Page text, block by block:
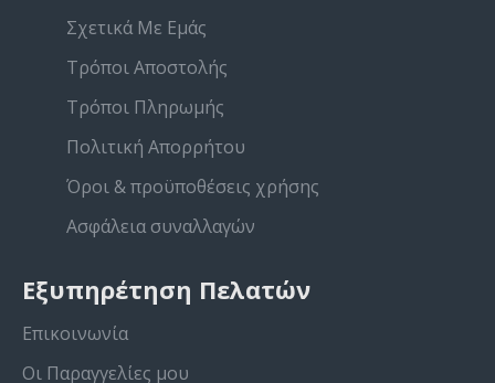
Σχετικά Με Εμάς
Τρόποι Αποστολής
Τρόποι Πληρωμής
Πολιτική Απορρήτου
Όροι & προϋποθέσεις χρήσης
Ασφάλεια συναλλαγών
Εξυπηρέτηση Πελατών
Επικοινωνία
Οι Παραγγελίες μου